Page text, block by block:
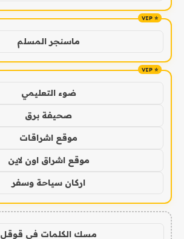
ماسنجر المسلم
ضوء التعليمي
صحيفة برق
موقع اشراقات
موقع اشراق اون لاين
اركان سياحة وسفر
مسك الكلمات في قوقل